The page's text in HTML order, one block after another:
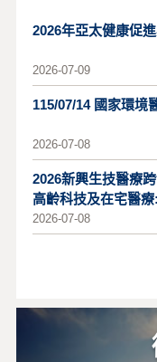
2026年亞太健康促
2026-07-09
115/07/14 國家環境
2026-07-08
2026新興生技醫療
高齡科技及在宅醫療
2026-07-08